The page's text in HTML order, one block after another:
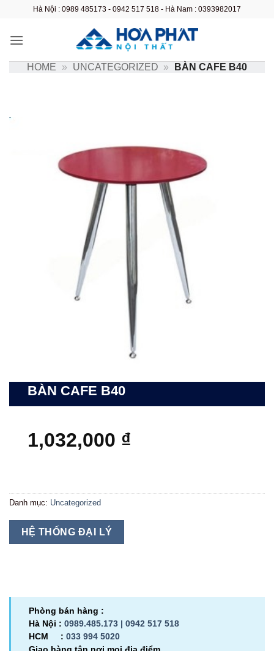
nội
Hà Nội : 0989 485173 - 0942 517 518 - Hà Nam : 0393982017
HOME » UNCATEGORIZED » BÀN CAFE B40
BÀN CAFE B40
1,032,000 ₫
Danh mục: Uncategorized
HỆ THỐNG ĐẠI LÝ
Phòng bán hàng :
Hà Nội : 0989.485.173 | 0942 517 518
HCM : 033 994 5020